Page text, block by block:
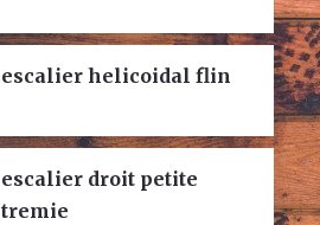
escalier helicoidal flin
escalier droit petite
tremie